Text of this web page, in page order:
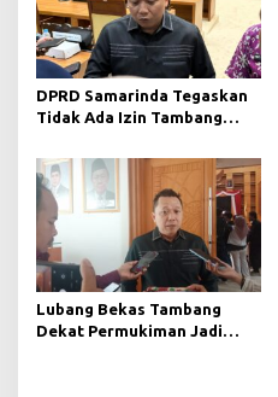
DPRD Samarinda Tegaskan
Tidak Ada Izin Tambang
Lubang Bekas Tambang
Dekat Permukiman Jadi